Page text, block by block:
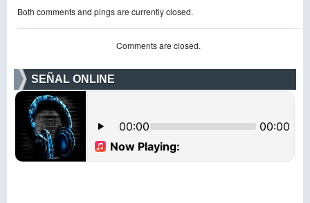
Both comments and pings are currently closed.
Comments are closed.
SEÑAL ONLINE